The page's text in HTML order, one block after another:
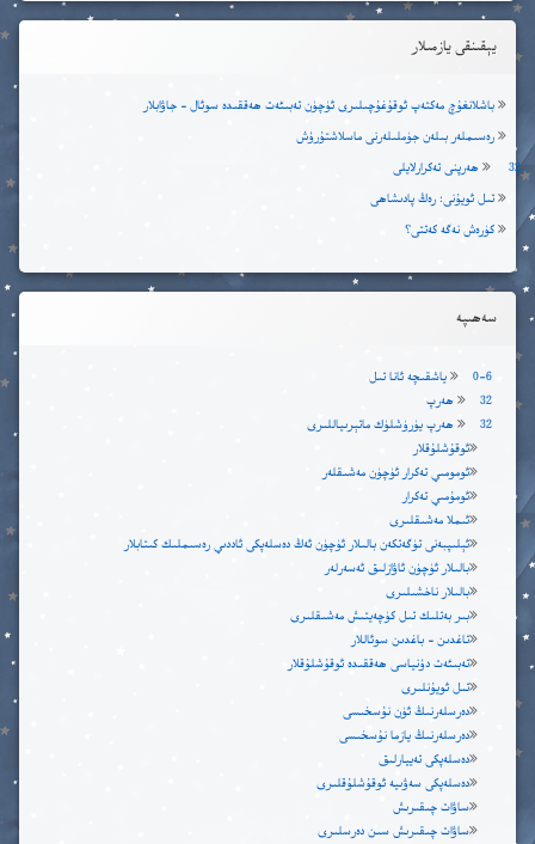
يېقىنقى يازمىلار
باشلانغۇچ مەكتەپ ئوقۇغۇچىلىرى ئۈچۈن تەبىئەت ھەققىدە سوئال – جاۋابلار
رەسىملەر بىلەن جۈملىلەرنى ماسلاشتۇرۇش
32 ھەرپنى تەكرارلايلى
تىل ئويۇنى: رەڭ پادىشاھى
كۈرەش نەگە كەتتى؟
سەھىپە
0-6 ياشقىچە ئانا تىل
32 ھەرپ
32 ھەرپ يۈرۈشلۈك ماتېرىياللىرى
ئوقۇشلۇقلار
ئومومىي تەكرار ئۈچۈن مەشىقلەر
ئومۇمىي تەكرار
ئىملا مەشىقلىرى
ئېلىپبەنى تۈگەتكەن بالىلار ئۈچۈن ئەڭ دەسلەپكى ئاددىي رەسىملىك كىتابلار
بالىلار ئۈچۈن ئاۋازلىق ئەسەرلەر
بالىلار ناخشىلىرى
بىر بەتلىك تىل كۈچەيتىش مەشىقلىرى
تاغدىن – باغدىن سوئاللار
تەبىئەت دۇنياسى ھەققىدە ئوقۇشلۇقلار
تىل ئويۇنلىرى
دەرسلەرنىڭ ئۈن نۇسخىسى
دەرسلەرنىڭ يازما نۇسخىسى
دەسلەپكى تەييارلىق
دەسلەپكى سەۋىيە ئوقۇشلۇقلىرى
ساۋات چىقىرىش
ساۋات چىقىرىش سىن دەرسلىرى